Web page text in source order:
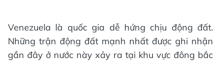
Venezuela là quốc gia dễ hứng chịu động đất.
Những trận động đất mạnh nhất được ghi nhận
gần đây ở nước này xảy ra tại khu vực đông bắc